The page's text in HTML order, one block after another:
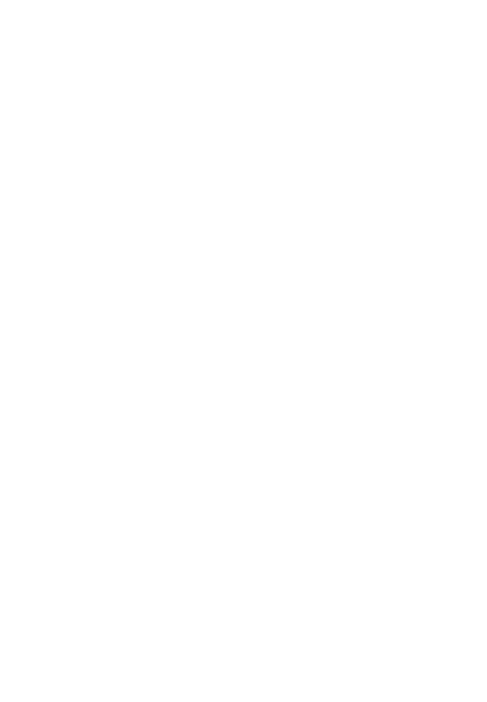
Vám bude k dispozici po celý Váš pobyt.
firemní jednání můžete využívat konferenční místnosti
pohodlí a relaxaci. Každý pokoj je vybaven vlastním
do hotelového fitness centra. K relaxaci a odpočinku